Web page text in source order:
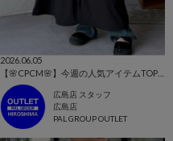
2026.06.05
【🌸CPCM🌸】今週の人気アイテムTOP10はコレ！👀
広島店 スタッフ
広島店
PAL GROUP OUTLET